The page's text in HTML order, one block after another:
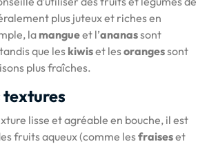
plus juteux et riches en
lamangueet l’ananassont
que les kiwiset lesorangessont
plus fraîches.
textures
lisse et agréable en bouche, il est
fruits aqueux (comme lesfraiseset